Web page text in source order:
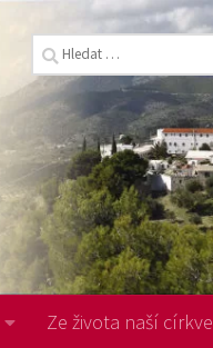
Vyhledávání
Ze života naší církve